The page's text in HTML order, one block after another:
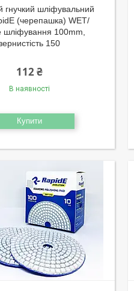
гнучкий шліфувальний
(черепашка) WET/
шліфування 100mm,
150
112 ₴
В наявності
Купити